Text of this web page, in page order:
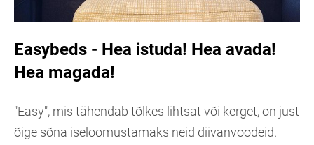
Easybeds - Hea istuda! Hea avada!
Hea magada!
"Easy", mis tähendab tõlkes lihtsat või kerget, on just
õige sõna iseloomustamaks neid diivanvoodeid.